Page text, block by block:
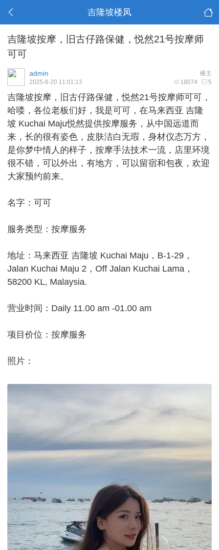
吉隆坡楼凤
吉隆坡按摩，旧古仔路保健，悦然21号按摩师
可可
楼主
admin
18074 5
2025-8-20 11:01:13
吉隆坡按摩 ，旧古仔路保健，悦然21号按摩师可可，
哈喽，各位老板们好，我是可可，在马来西亚 吉隆
坡 Kuchai Maju悦然提供按摩服务，从中国远道而
来，长的很有姿色，皮肤洁白无瑕，身材仪态万方，
是你梦中情人的样子，按摩手法技术一流，店里环境
很不错，可以外出，有地方，可以留宿和包夜，欢迎
大家预约前来。
名字：可可
服务类型：按摩服务
地址：马来西亚 吉隆坡 Kuchai Maju，B-1-29，
Jalan Kuchai Maju 2，Off Jalan Kuchai Lama，
58200 KL, Malaysia.
营业时间：Daily 11.00 am -01.00 am
项目价位：按摩服务
照片：